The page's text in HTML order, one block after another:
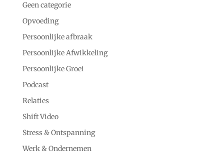
Geen categorie
Opvoeding
Persoonlijke afbraak
Persoonlijke Afwikkeling
Persoonlijke Groei
Podcast
Relaties
Shift Video
Stress & Ontspanning
Werk & Ondernemen